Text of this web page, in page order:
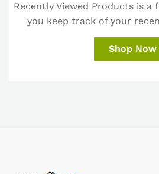
Recently Viewed Products is a
you keep track of your
Shop Now